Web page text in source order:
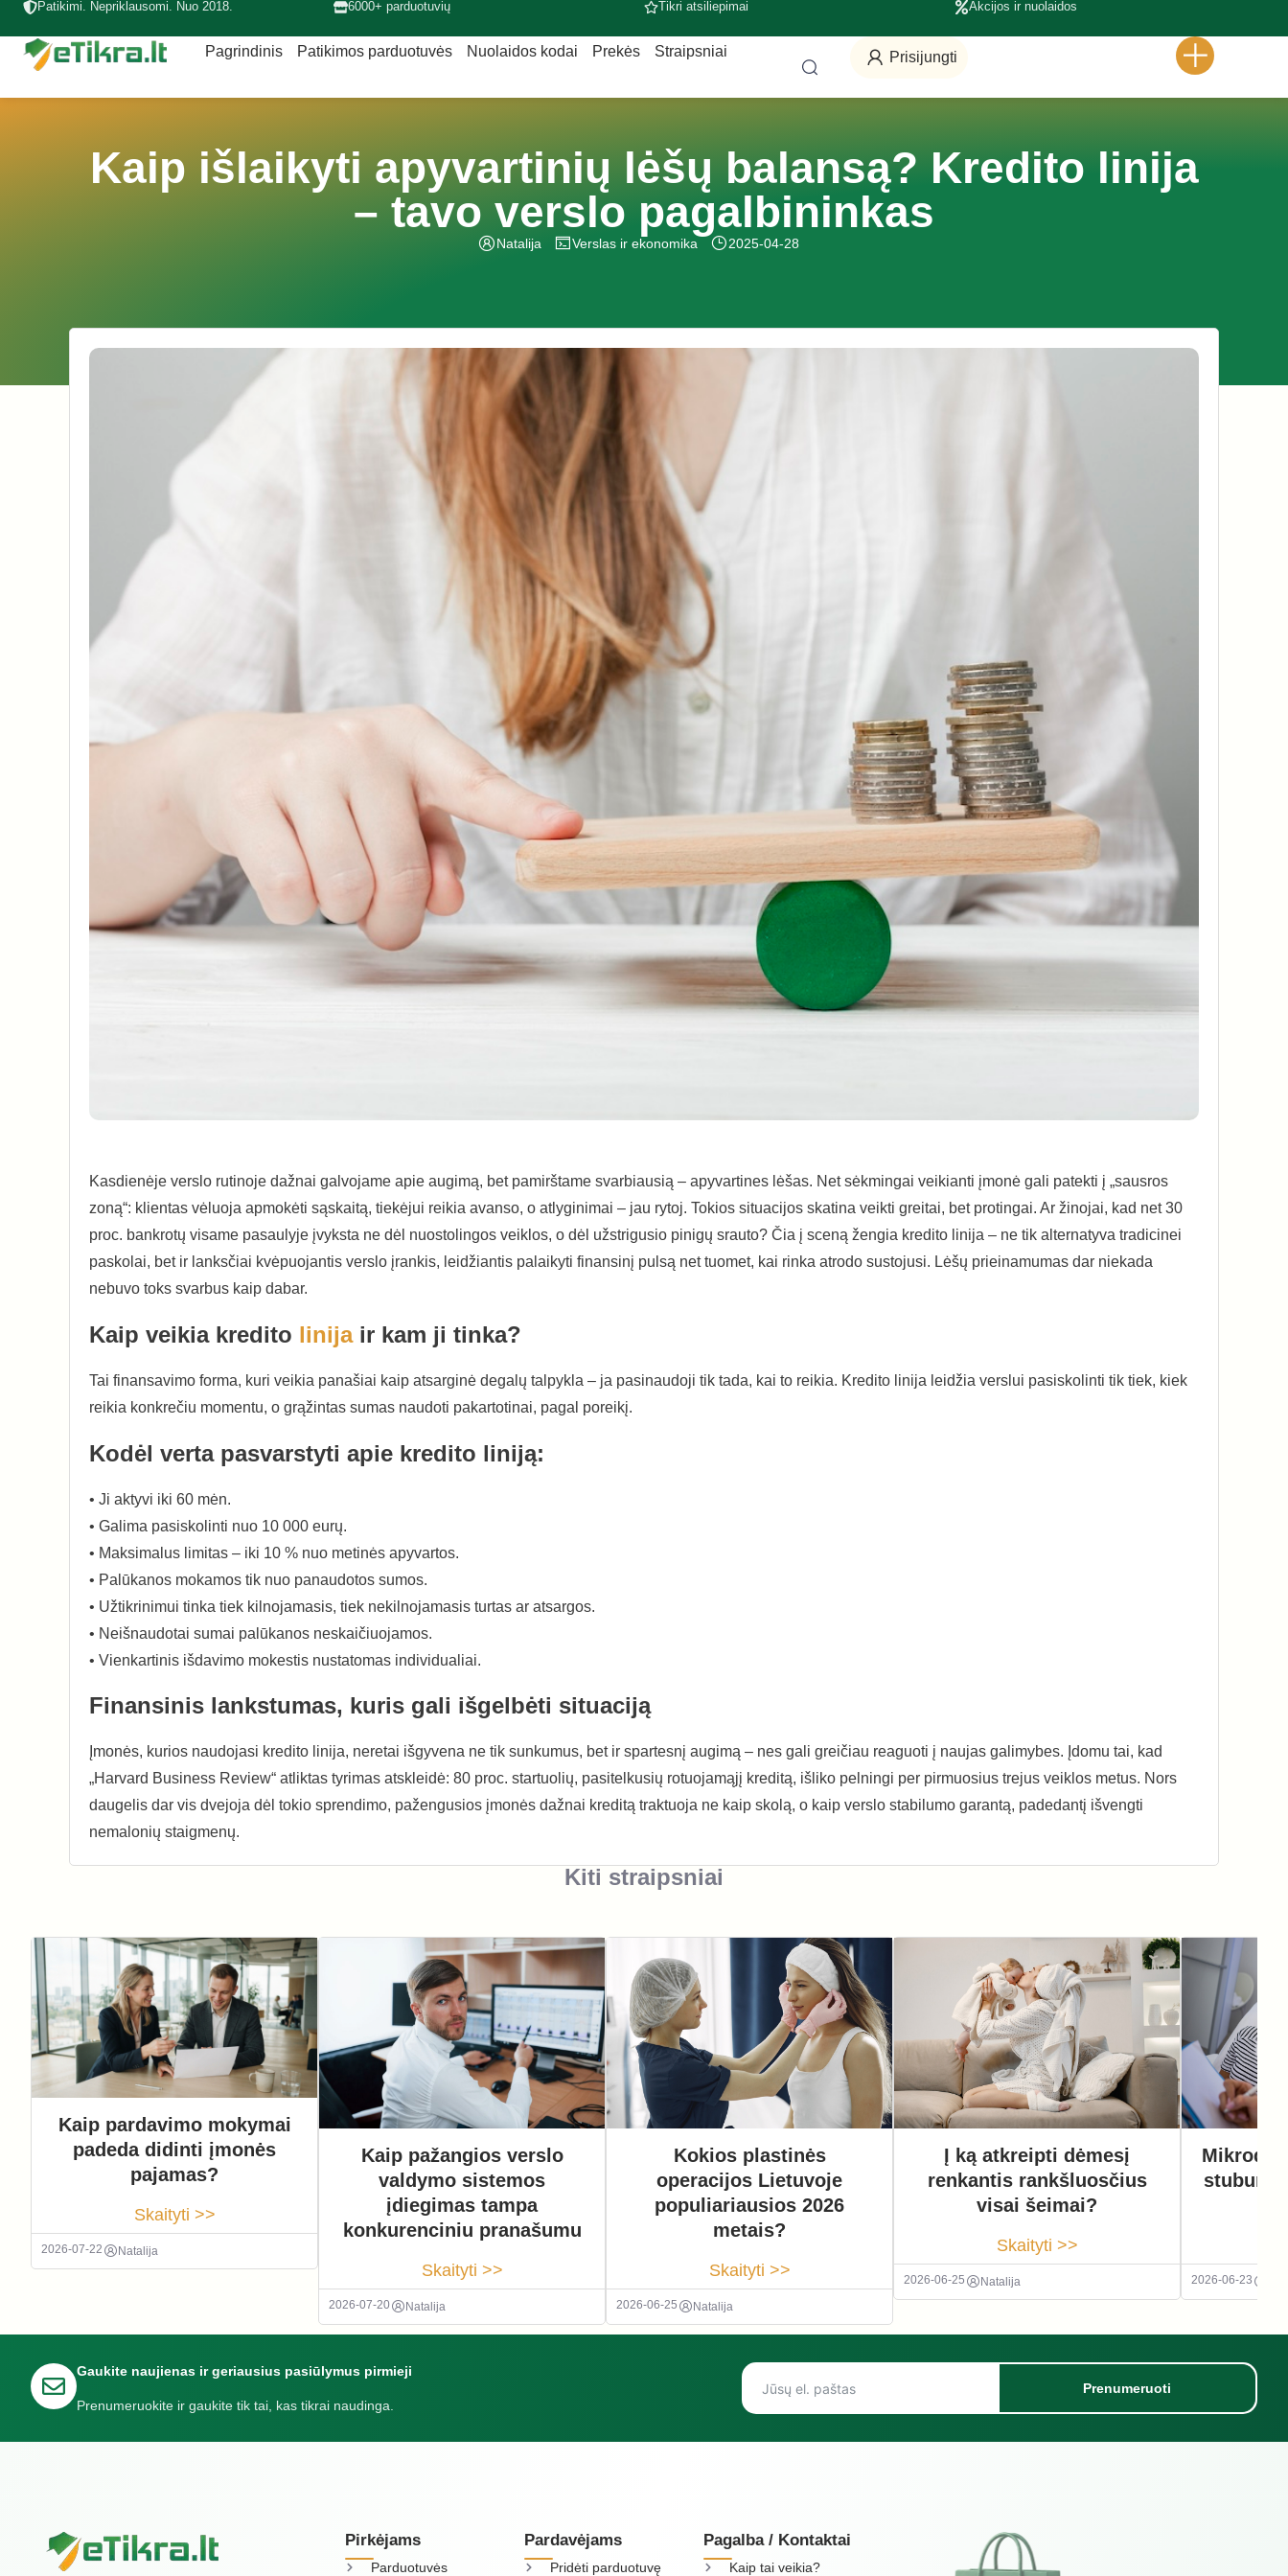
Patikimi. Nepriklausomi. Nuo 2018. 6000+ parduotuvių Tikri atsiliepimai Akcijos ir nuolaidos
Pagrindinis Patikimos parduotuvės Nuolaidos kodai Prekės Straipsniai Prisijungti
Kaip išlaikyti apyvartinių lėšų balansą? Kredito linija
– tavo verslo pagalbininkas
Natalija Verslas ir ekonomika 2025-04-28
Kasdienėje verslo rutinoje dažnai galvojame apie augimą, bet pamirštame svarbiausią – apyvartines lėšas. Net sėkmingai veikianti įmonė gali patekti į „sausros
zoną“: klientas vėluoja apmokėti sąskaitą, tiekėjui reikia avanso, o atlyginimai – jau rytoj. Tokios situacijos skatina veikti greitai, bet protingai. Ar žinojai, kad net 30
proc. bankrotų visame pasaulyje įvyksta ne dėl nuostolingos veiklos, o dėl užstrigusio pinigų srauto? Čia į sceną žengia kredito linija – ne tik alternatyva tradicinei
paskolai, bet ir lanksčiai kvėpuojantis verslo įrankis, leidžiantis palaikyti finansinį pulsą net tuomet, kai rinka atrodo sustojusi. Lėšų prieinamumas dar niekada
nebuvo toks svarbus kaip dabar.
Kaip veikia kredito linijair kam ji tinka?
Tai finansavimo forma, kuri veikia panašiai kaip atsarginė degalų talpykla – ja pasinaudoji tik tada, kai to reikia. Kredito linija leidžia verslui pasiskolinti tik tiek, kiek
reikia konkrečiu momentu, o grąžintas sumas naudoti pakartotinai, pagal poreikį.
Kodėl verta pasvarstyti apie kredito liniją:
• Ji aktyvi iki 60 mėn.
• Galima pasiskolinti nuo 10 000 eurų.
• Maksimalus limitas – iki 10 % nuo metinės apyvartos.
• Palūkanos mokamos tik nuo panaudotos sumos.
• Užtikrinimui tinka tiek kilnojamasis, tiek nekilnojamasis turtas ar atsargos.
• Neišnaudotai sumai palūkanos neskaičiuojamos.
• Vienkartinis išdavimo mokestis nustatomas individualiai.
Finansinis lankstumas, kuris gali išgelbėti situaciją
Įmonės, kurios naudojasi kredito linija, neretai išgyvena ne tik sunkumus, bet ir spartesnį augimą – nes gali greičiau reaguoti į naujas galimybes. Įdomu tai, kad
„Harvard Business Review“ atliktas tyrimas atskleidė: 80 proc. startuolių, pasitelkusių rotuojamąjį kreditą, išliko pelningi per pirmuosius trejus veiklos metus. Nors
daugelis dar vis dvejoja dėl tokio sprendimo, pažengusios įmonės dažnai kreditą traktuoja ne kaip skolą, o kaip verslo stabilumo garantą, padedantį išvengti
nemalonių staigmenų.
Kiti straipsniai
Kaip pardavimo mokymai
padeda didinti įmonės
pajamas?
Skaityti >>
2026-07-22 Natalija
Kaip pažangios verslo
valdymo sistemos
įdiegimas tampa
konkurenciniu pranašumu
Skaityti >>
2026-07-20 Natalija
Kokios plastinės
operacijos Lietuvoje
populiariausios 2026
metais?
Skaityti >>
2026-06-25 Natalija
Į ką atkreipti dėmesį
renkantis rankšluosčius
visai šeimai?
Skaityti >>
2026-06-25 Natalija
stuburo
2026-06-23
Gaukite naujienas ir geriausius pasiūlymus pirmieji
Prenumeruokite ir gaukite tik tai, kas tikrai naudinga.
Prenumeruoti
Pirkėjams
Parduotuvės
Pardavėjams
Pridėti parduotuvę
Pagalba / Kontaktai
Kaip tai veikia?